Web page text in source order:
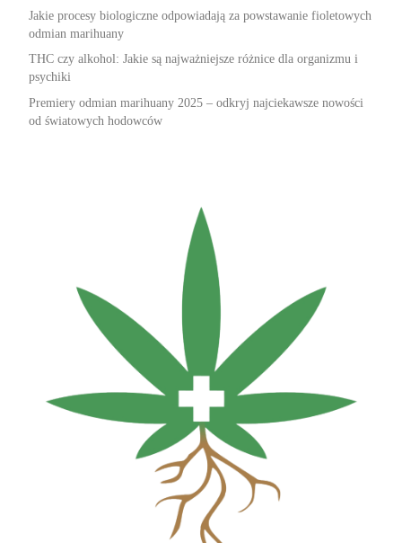
Jakie procesy biologiczne odpowiadają za powstawanie fioletowych
odmian marihuany
THC czy alkohol: Jakie są najważniejsze różnice dla organizmu i
psychiki
Premiery odmian marihuany 2025 – odkryj najciekawsze nowości
od światowych hodowców